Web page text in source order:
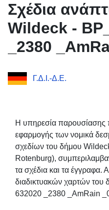
Σχέδια
Wildeck -
_2380
Γ.Δ.Ι.-Δ.Ε.
Η υπηρεσία παρουσίασης
εφαρμογής των νομικά
σχεδίων του δήμου
Rotenburg),
τα σχέδια και τα έγγραφα.
διαδικτυακών χαρτών
632020 _2380 _AmRain